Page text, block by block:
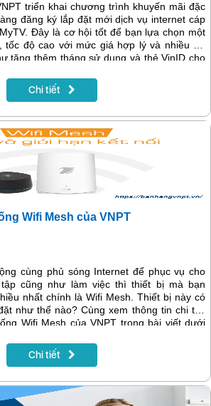
triển khai chương trình khuyến mãi đặc
đăng ký lắp đặt mới dịch vụ internet cáp
Đây là cơ hội tốt để bạn lựa chọn một
tốc độ cao với mức giá hợp lý và nhiều ưu
tặng thêm tháng sử dụng và thẻ VinID cho
Chi tiết
Wifi Mesh của VNPT
cùng phủ sóng Internet để phục vụ cho
cũng như làm việc thì thiết bị mà bạn
nhất chính là Wifi Mesh. Thiết bị này có
như thế nào? Cùng xem thông tin chi tiết
Wifi Mesh của VNPT trong bài viết dưới
Chi tiết